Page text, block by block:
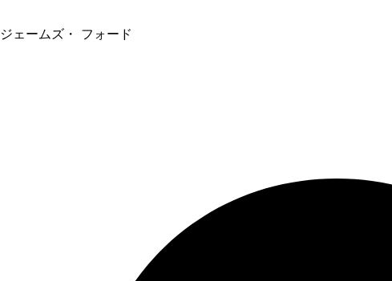
ジェームズ・ フォード